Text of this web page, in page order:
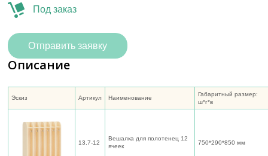
Под заказ
Отправить заявку
Описание
Эскиз Артикул Наименование
Габаритный размер:
ш*г*в
13.7-12
Вешалка для полотенец 12
ячеек
750*290*850 мм